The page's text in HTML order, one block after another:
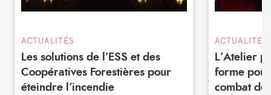
ACTUALITÉS
Les solutions de l’ESS et des
Coopératives Forestières pour
éteindre l’incendie
ACTUALITÉS
L’Atelier
forme
combat de